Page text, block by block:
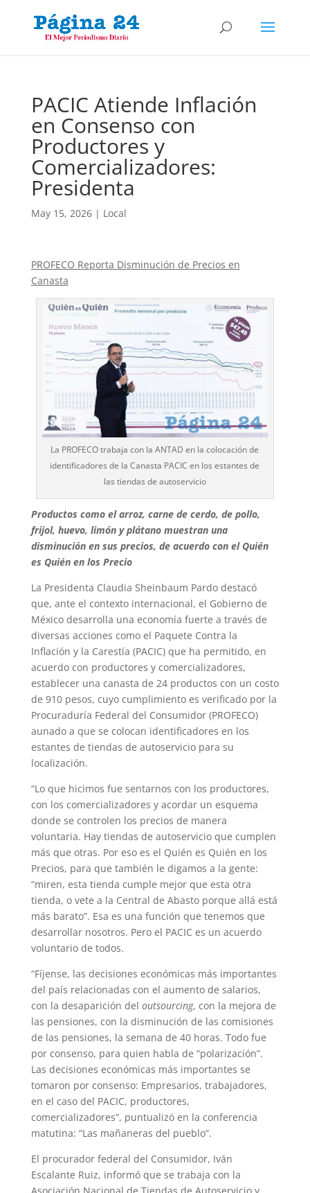
PACIC Atiende Inflación
en Consenso con
Productores y
Comercializadores:
Presidenta
May 15, 2026| Local
PROFECO Reporta Disminución de Precios en
Canasta
La PROFECO trabaja con la ANTAD en la colocación de
identificadores de la Canasta PACIC en los estantes de
las tiendas de autoservicio
Productos como el arroz, carne de cerdo, de pollo,
frijol, huevo, limón y plátano muestran una
disminución en sus precios, de acuerdo con el Quién
es Quién en los Precio
La Presidenta Claudia Sheinbaum Pardo destacó
que, ante el contexto internacional, el Gobierno de
México desarrolla una economía fuerte a través de
diversas acciones como el Paquete Contra la
Inflación y la Carestía (PACIC) que ha permitido, en
acuerdo con productores y comercializadores,
establecer una canasta de 24 productos con un costo
de 910 pesos, cuyo cumplimiento es verificado por la
Procuraduría Federal del Consumidor (PROFECO)
aunado a que se colocan identificadores en los
estantes de tiendas de autoservicio para su
localización.
“Lo que hicimos fue sentarnos con los productores,
con los comercializadores y acordar un esquema
donde se controlen los precios de manera
voluntaria. Hay tiendas de autoservicio que cumplen
más que otras. Por eso es el Quién es Quién en los
Precios, para que también le digamos a la gente:
“miren, esta tienda cumple mejor que esta otra
tienda, o vete a la Central de Abasto porque allá está
más barato”. Esa es una función que tenemos que
desarrollar nosotros. Pero el PACIC es un acuerdo
voluntario de todos.
“Fíjense, las decisiones económicas más importantes
del país relacionadas con el aumento de salarios,
con la desaparición del outsourcing, con la mejora de
las pensiones, con la disminución de las comisiones
de las pensiones, la semana de 40 horas. Todo fue
por consenso, para quien habla de “polarización”.
Las decisiones económicas más importantes se
tomaron por consenso: Empresarios, trabajadores,
en el caso del PACIC, productores,
comercializadores”, puntualizó en la conferencia
matutina: “Las mañaneras del pueblo”.
El procurador federal del Consumidor, Iván
Escalante Ruiz, informó que se trabaja con la